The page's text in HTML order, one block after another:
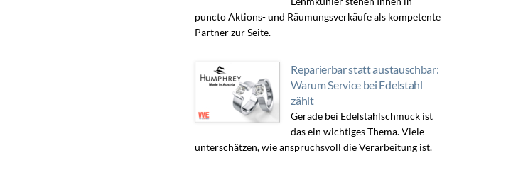
puncto Aktions- und Räumungsverkäufe als kompetente
Partner zur Seite.
Reparierbar statt austauschbar:
Warum Service bei Edelstahl
zählt
Gerade bei Edelstahlschmuck ist
das ein wichtiges Thema. Viele
unterschätzen, wie anspruchsvoll die Verarbeitung ist.